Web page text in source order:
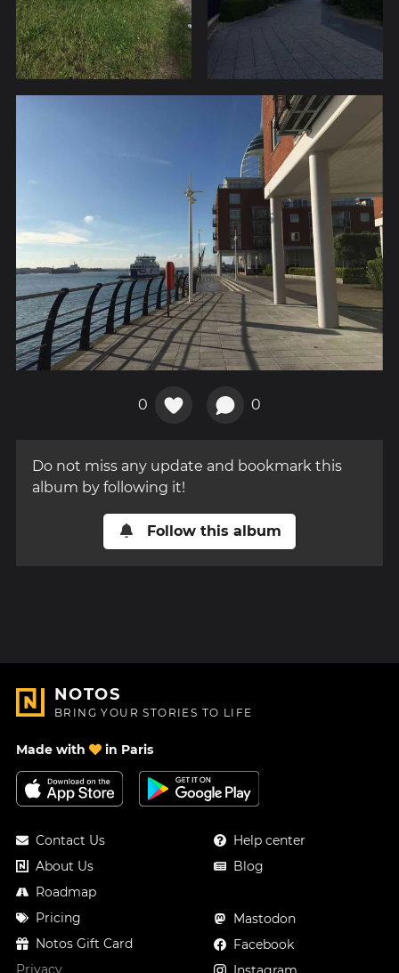
0 0
Do not miss any update and bookmark this
album by following it!
Follow this album
NOTOS
BRING YOUR STORIES TO LIFE
Made with in Paris
Contact Us
About Us
Roadmap
Pricing
Notos Gift Card
Privacy
Help center
Blog
Mastodon
Facebook